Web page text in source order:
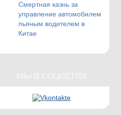
Смертная казнь за
управление автомобилем
пьяным водителем в
Китае